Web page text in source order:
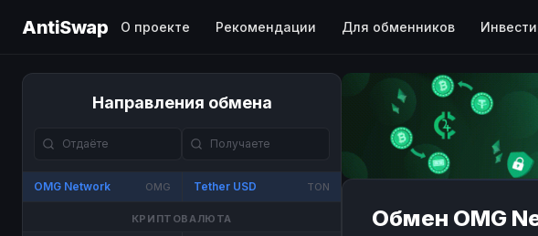
AntiSwap О проекте Рекомендации Для обменников
Направления обмена
OMG Network OMG Tether USD TON
КРИПТОВАЛЮТА Обмен OMG